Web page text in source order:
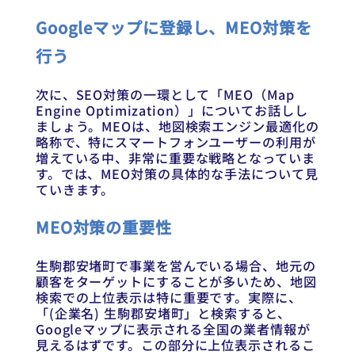
Googleマップに登録し、MEO対策を
行う
次に、SEO対策の一環として「MEO（Map
Engine Optimization）」についてお話しし
ましょう。MEOは、地図検索エンジン最適化の
略称で、特にスマートフォンユーザーの利用が
増えている中、非常に重要な戦略となっていま
す。では、MEO対策の具体的な手法について見
ていきます。
MEO対策の重要性
生駒郡安堵町で事業を営んでいる場合、地元の
顧客をターゲットにすることが多いため、地図
検索での上位表示は特に重要です。実際に、
「(企業名) 生駒郡安堵町」と検索すると、
Googleマップに表示される全国の業者情報が
見えるはずです。この部分に上位表示されるこ